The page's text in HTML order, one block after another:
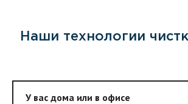
Наши технологии